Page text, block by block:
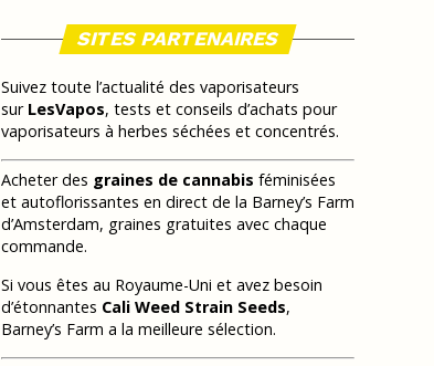
SITES PARTENAIRES
Suivez toute l’actualité des vaporisateurs
sur LesVapos, tests et conseils d’achats pour
vaporisateurs à herbes séchées et concentrés.
Acheter des graines de cannabis féminisées
et autoflorissantes en direct de la Barney’s Farm
d’Amsterdam, graines gratuites avec chaque
commande.
Si vous êtes au Royaume-Uni et avez besoin
d’étonnantes Cali Weed Strain Seeds,
Barney’s Farm a la meilleure sélection.